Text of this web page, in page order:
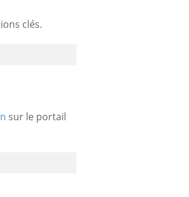
clés.
sur le portail